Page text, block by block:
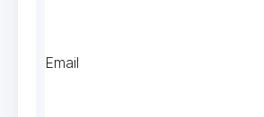
Email